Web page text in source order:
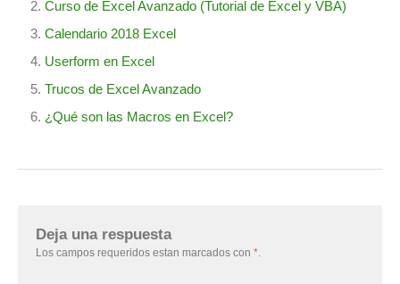
Curso de Excel Avanzado (Tutorial de Excel y VBA)
Calendario 2018 Excel
Userform en Excel
Trucos de Excel Avanzado
¿Qué son las Macros en Excel?
Deja una respuesta
Los campos requeridos estan marcados con *